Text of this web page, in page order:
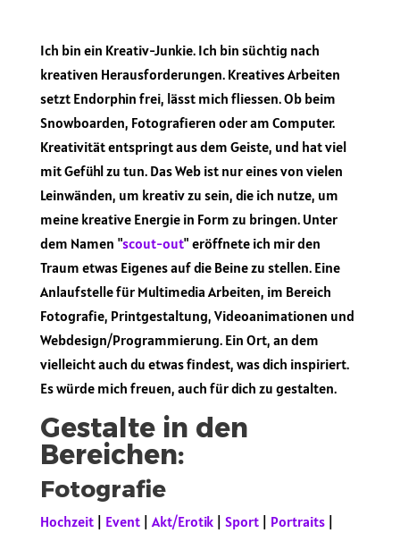
Ich bin ein Kreativ-Junkie. Ich bin süchtig nach
kreativen Herausforderungen. Kreatives Arbeiten
setzt Endorphin frei, lässt mich fliessen. Ob beim
Snowboarden, Fotografieren oder am Computer.
Kreativität entspringt aus dem Geiste, und hat viel
mit Gefühl zu tun. Das Web ist nur eines von vielen
Leinwänden, um kreativ zu sein, die ich nutze, um
meine kreative Energie in Form zu bringen. Unter
dem Namen "scout-out" eröffnete ich mir den
Traum etwas Eigenes auf die Beine zu stellen. Eine
Anlaufstelle für Multimedia Arbeiten, im Bereich
Fotografie, Printgestaltung, Videoanimationen und
Webdesign/Programmierung. Ein Ort, an dem
vielleicht auch du etwas findest, was dich inspiriert.
Es würde mich freuen, auch für dich zu gestalten.
Gestalte in den
Bereichen:
Fotografie
Hochzeit| Event| Akt/Erotik| Sport| Portraits|